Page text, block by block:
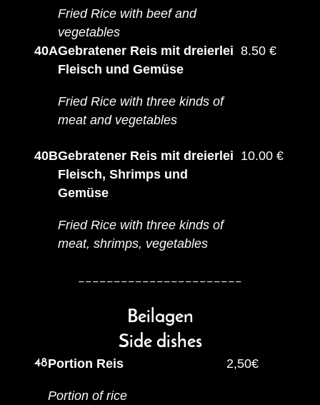
Fried Rice with beef and
vegetables
40AGebratener Reis mit dreierlei
Fleisch und Gemüse
Fried Rice with three kinds of
meat and vegetables
8.50 €
40BGebratener Reis mit dreierlei
Fleisch, Shrimps und
Gemüse
Fried Rice with three kinds of
meat, shrimps, vegetables
10.00 €
_______________________
Beilagen
Side dishes
48Portion Reis
Portion of rice
2,50€